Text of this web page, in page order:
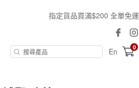
指定貨品買滿$200 全單免運
En 0